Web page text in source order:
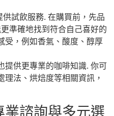
供試飲服務. 在購買前，先品
準確地找到符合自己喜好的
受，例如香氣、酸度、醇厚
提供更專業的咖啡知識. 你可
法、烘焙度等相關資訊，
諮詢與多元選